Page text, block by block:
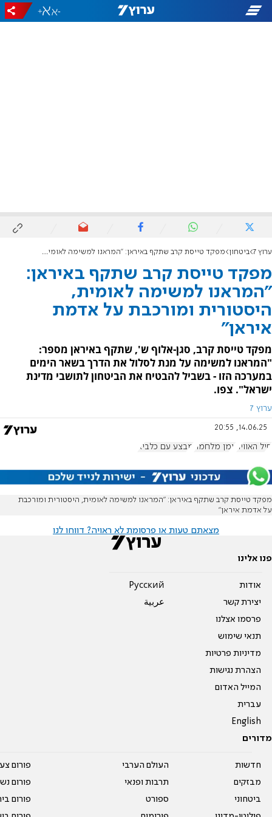
-
+
ערוץ 7 ביטחון מפקד טייסת קרב שתקף באיראן: "המראנו למשימה לאומית, היסטורית ומורכבת על אדמת איראן"
מפקד טייסת קרב שתקף באיראן:
"המראנו למשימה לאומית,
היסטורית ומורכבת על אדמת
איראן"
מפקד טייסת קרב, סגן-אלוף ש', שתקף באיראן מספר:
"המראנו למשימה על מנת לסלול את הדרך בשאר הימים
במערכה הזו - בשביל להבטיח את הביטחון לתושבי מדינת
ישראל". צפו.
ערוץ 7
14.06.25, 20:55
חיל האוויר יומן מלחמה מבצע עם כלביא
מפקד טייסת קרב שתקף באיראן: ״המראנו למשימה לאומית, היסטורית ומורכבת
על אדמת איראן"
מצאתם טעות או פרסומת לא ראויה? דווחו לנו
פנו אלינו
אודות
יצירת קשר
פרסמו אצלנו
תנאי שימוש
מדיניות פרטיות
הצהרת נגישות
המייל האדום
עברית
English
Pусский
عربية
מדורים
חדשות
מבזקים
ביטחוני
העולם הערבי
תרבות ופנאי
ספורט
פורום
פורום
פורום